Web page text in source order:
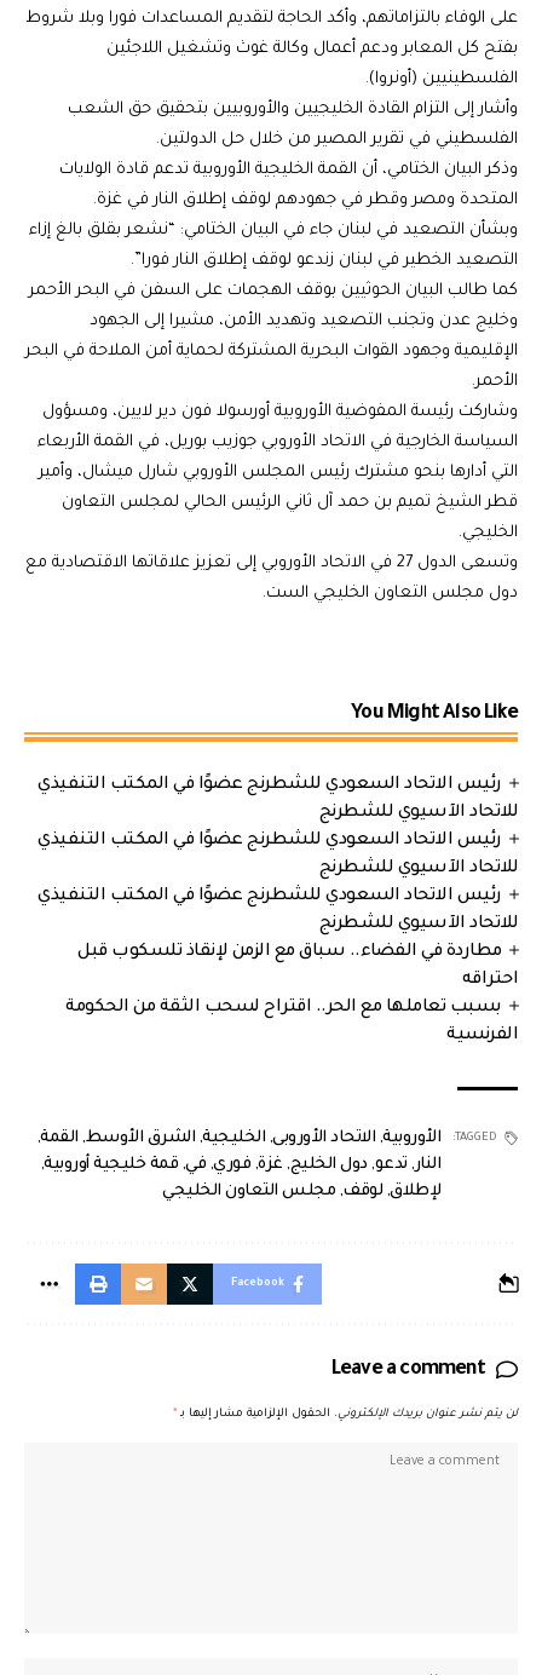
على الوفاء بالتزاماتهم، وأكد الحاجة لتقديم المساعدات فورا وبلا شروط
بفتح كل المعابر ودعم أعمال وكالة غوث وتشغيل اللاجئين
الفلسطينيين (أونروا).
وأشار إلى التزام القادة الخليجيين والأوروبيين بتحقيق حق الشعب
الفلسطيني في تقرير المصير من خلال حل الدولتين.
وذكر البيان الختامي، أن القمة الخليجية الأوروبية تدعم قادة الولايات
المتحدة ومصر وقطر في جهودهم لوقف إطلاق النار في غزة.
وبشأن التصعيد في لبنان جاء في البيان الختامي: “نشعر بقلق بالغ إزاء
التصعيد الخطير في لبنان زندعو لوقف إطلاق النار فورا”.
كما طالب البيان الحوثيين بوقف الهجمات على السفن في البحر الأحمر
وخليج عدن وتجنب التصعيد وتهديد الأمن، مشيرا إلى الجهود
الإقليمية وجهود القوات البحرية المشتركة لحماية أمن الملاحة في البحر
الأحمر.
وشاركت رئيسة المفوضية الأوروبية أورسولا فون دير لايين، ومسؤول
السياسة الخارجية في الاتحاد الأوروبي جوزيب بوريل، في القمة الأربعاء
التي أدارها بنحو مشترك رئيس المجلس الأوروبي شارل ميشال، وأمير
قطر الشيخ تميم بن حمد آل ثاني الرئيس الحالي لمجلس التعاون
الخليجي.
وتسعى الدول 27 في الاتحاد الأوروبي إلى تعزيز علاقاتها الاقتصادية مع
دول مجلس التعاون الخليجي الست.
You Might Also Like
رئيس الاتحاد السعودي للشطرنج عضوًا في المكتب التنفيذي
للاتحاد الآسيوي للشطرنج
رئيس الاتحاد السعودي للشطرنج عضوًا في المكتب التنفيذي
للاتحاد الآسيوي للشطرنج
رئيس الاتحاد السعودي للشطرنج عضوًا في المكتب التنفيذي
للاتحاد الآسيوي للشطرنج
مطاردة في الفضاء.. سباق مع الزمن لإنقاذ تلسكوب قبل
احتراقه
بسبب تعاملها مع الحر.. اقتراح لسحب الثقة من الحكومة
الفرنسية
TAGGED: الأوروبية, الاتحاد الأوروبى, الخليجية, الشرق الأوسط, القمة,
النار , تدعو, دول الخليج, غزة, فوري, في, قمة خليجية أوروبية,
لإطلاق, لوقف, مجلس التعاون الخليجي
Facebook
Leave a comment
لن يتم نشر عنوان بريدك الإلكتروني. الحقول الإلزامية مشار إليها بـ *